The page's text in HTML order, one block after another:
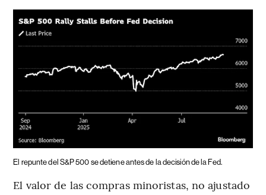
El repunte del S&P 500 se detiene antes de la decisión de la Fed.
El valor de las compras minoristas, no ajustado